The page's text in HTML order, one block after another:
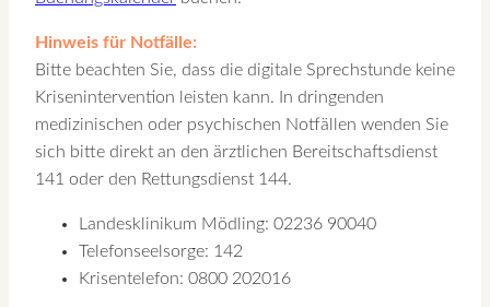
Hinweis für Notfälle:
Bitte beachten Sie, dass die digitale Sprechstunde keine
Krisenintervention leisten kann. In dringenden
medizinischen oder psychischen Notfällen wenden Sie
sich bitte direkt an den ärztlichen Bereitschaftsdienst
141 oder den Rettungsdienst 144.
Landesklinikum Mödling: 02236 90040
Telefonseelsorge: 142
Krisentelefon: 0800 202016